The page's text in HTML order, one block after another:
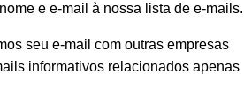
e e-mail à nossa lista de e-mails.
seu e-mail com outras empresas
informativos relacionados apenas